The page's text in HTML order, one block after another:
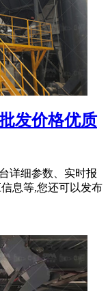
发价格优质
详细参数、实时报
息等,您还可以发布